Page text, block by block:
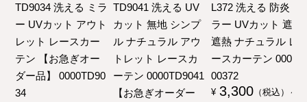
TD9034 洗える ミラ
ー UVカット アウト
レット レースカー
テン 【お急ぎオー
ダー品】 0000TD90
34
TD9041 洗える UV
カット 無地 シンプ
ル ナチュラル アウ
トレット レースカ
ーテン 0000TD9041
【お急ぎオーダー
L372 洗える 防炎 ミ
ラー UVカット 遮像
遮熱 ナチュラル レ
ースカーテン 00000
00372
¥ 3,300 （税込）～